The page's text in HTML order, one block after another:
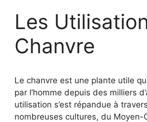
Les
Chanvre
Le chanvre est une plante utile
par l’homme depuis des milliers
utilisation s’est répandue à
nombreuses cultures, du Moyen-